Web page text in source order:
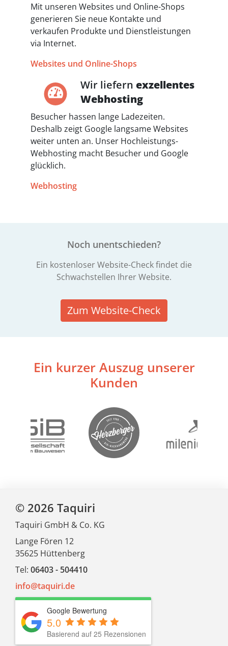
Mit unseren Websites und Online-Shops
generieren Sie neue Kontakte und
verkaufen Produkte und Dienstleistungen
via Internet.
Websites und Online-Shops
Wir liefernexzellentes
Webhosting
Besucher hassen lange Ladezeiten.
Deshalb zeigt Google langsame Websites
weiter unten an. Unser Hochleistungs-
Webhosting macht Besucher und Google
glücklich.
Webhosting
Noch unentschieden?
Ein kostenloser Website-Check findet die
Schwachstellen Ihrer Website.
Zum Website-Check
Ein kurzer Auszug unserer
Kunden
© 2026 Taquiri
Taquiri GmbH & Co. KG
Lange Fören 12
35625 Hüttenberg
Tel: 06403 - 504410
info@taquiri.de
Google Bewertung
5.0
Basierend auf 25 Rezensionen